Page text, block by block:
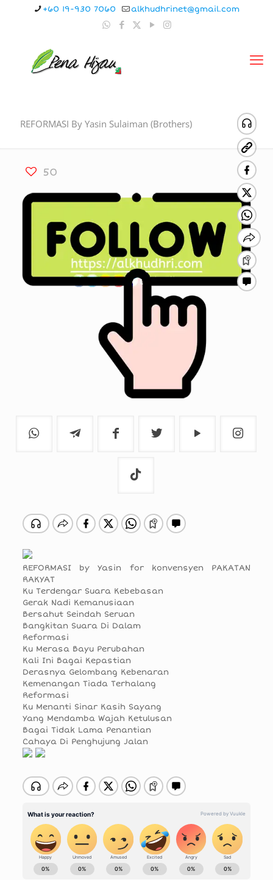
+60 19-930 7060 alkhudhrinet@gmail.com
REFORMASI By Yasin Sulaiman (Brothers)
50
REFORMASI by Yasin for konvensyen PAKATAN
RAKYAT
Ku Terdengar Suara Kebebasan
Gerak Nadi Kemanusiaan
Bersahut Seindah Seruan
Bangkitan Suara Di Dalam
Reformasi
Ku Merasa Bayu Perubahan
Kali Ini Bagai Kepastian
Derasnya Gelombang Kebenaran
Kemenangan Tiada Terhalang
Reformasi
Ku Menanti Sinar Kasih Sayang
Yang Mendamba Wajah Ketulusan
Bagai Tidak Lama Penantian
Cahaya Di Penghujung Jalan